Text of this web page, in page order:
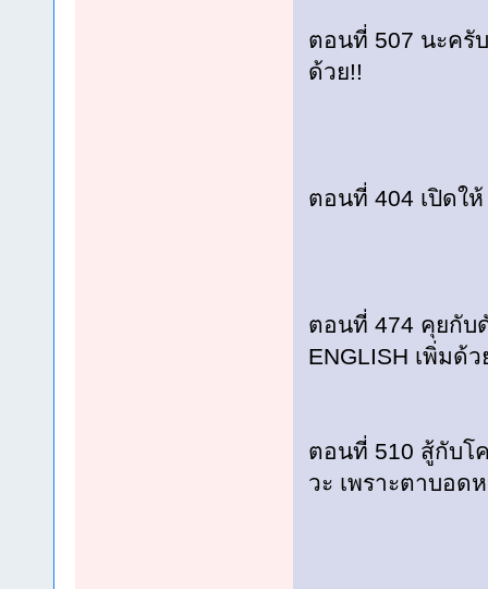
ตอนที่ 507 นะครั
ด้วย!!
ตอนที่ 404 เปิดใ
ตอนที่ 474 คุยกั
ENGLISH เพิ่มด้ว
ตอนที่ 510 สู้กับโ
วะ เพราะตาบอด